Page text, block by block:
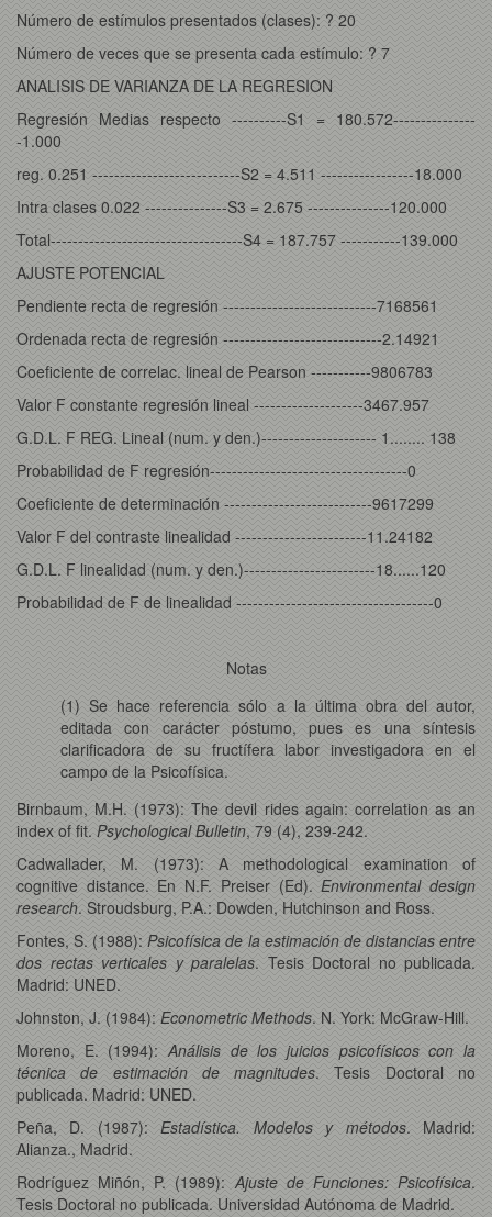
Número de estímulos presentados (clases): ? 20
Número de veces que se presenta cada estímulo: ? 7
ANALISIS DE VARIANZA DE LA REGRESION
Regresión Medias respecto ----------S1 = 180.572---------------
-1.000
reg. 0.251 ---------------------------S2 = 4.511 -----------------18.000
Intra clases 0.022 ---------------S3 = 2.675 ---------------120.000
Total-----------------------------------S4 = 187.757 -----------139.000
AJUSTE POTENCIAL
Pendiente recta de regresión ----------------------------7168561
Ordenada recta de regresión -----------------------------2.14921
Coeficiente de correlac. lineal de Pearson -----------9806783
Valor F constante regresión lineal --------------------3467.957
G.D.L. F REG. Lineal (num. y den.)--------------------- 1........ 138
Probabilidad de F regresión------------------------------------0
Coeficiente de determinación ---------------------------9617299
Valor F del contraste linealidad ------------------------11.24182
G.D.L. F linealidad (num. y den.)------------------------18......120
Probabilidad de F de linealidad ------------------------------------0
Notas
(1) Se hace referencia sólo a la última obra del autor,
editada con carácter póstumo, pues es una síntesis
clarificadora de su fructífera labor investigadora en el
campo de la Psicofísica.
Birnbaum, M.H. (1973): The devil rides again: correlation as an
index of fit. Psychological Bulletin, 79 (4), 239-242.
Cadwallader, M. (1973): A methodological examination of
cognitive distance. En N.F. Preiser (Ed).Environmental design
research. Stroudsburg, P.A.: Dowden, Hutchinson and Ross.
Fontes, S. (1988):Psicofísica de la estimación de distancias entre
dos rectas verticales y paralelas. Tesis Doctoral no publicada.
Madrid: UNED.
Johnston, J. (1984): Econometric Methods. N. York: McGraw-Hill.
Moreno, E. (1994):Análisis de los juicios psicofísicos con la
técnica de estimación de magnitudes. Tesis Doctoral no
publicada. Madrid: UNED.
Peña, D. (1987):Estadística. Modelos y métodos. Madrid:
Alianza., Madrid.
Rodríguez Miñón, P. (1989):Ajuste de Funciones: Psicofísica.
Tesis Doctoral no publicada. Universidad Autónoma de Madrid.